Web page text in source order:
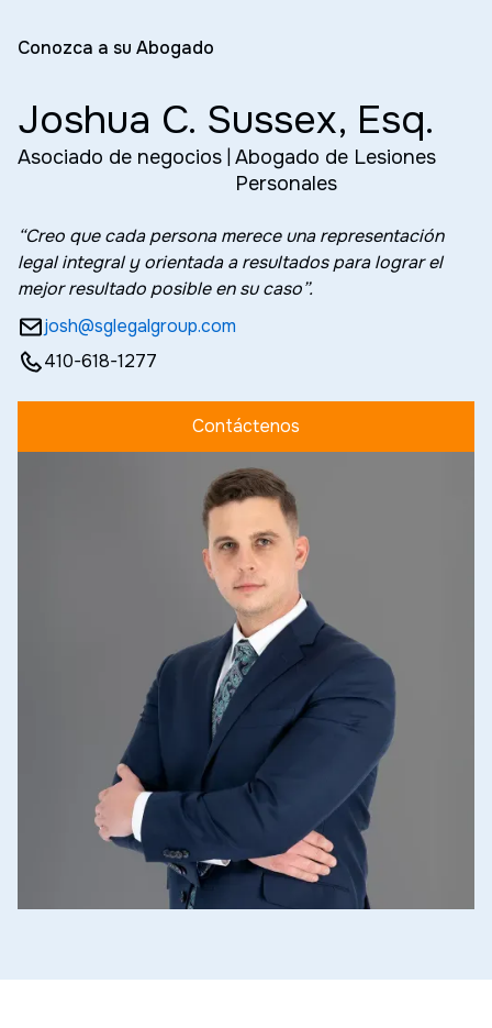
Conozca a su Abogado
Joshua C. Sussex, Esq.
Asociado de negocios | Abogado de Lesiones
Personales
“Creo que cada persona merece una representación
legal integral y orientada a resultados para lograr el
mejor resultado posible en su caso”.
josh@sglegalgroup.com
410-618-1277
Contáctenos